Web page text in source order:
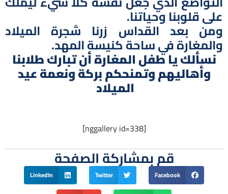
على قلوبنا وحياتنا.
ومن بعد القداس زرنا شجرة الميلاد
والمغارة في ساحة كنيسة المهد.
نسألك يا طفل المغارة أن تبارك طلابنا
وأهاليهم وتمنحكم بركة ونعمة عيد
الميلاد
[nggallery id=338]
قم بمشاركة الصفحة
Facebook
Twitter
LinkedIn